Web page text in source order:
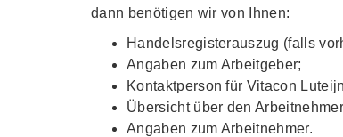
dann benötigen wir von Ihnen:
Handelsregisterauszug (falls
Angaben zum Arbeitgeber;
Kontaktperson für Vitacon
Übersicht über den
Angaben zum Arbeitnehmer.